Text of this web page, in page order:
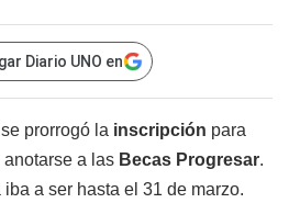
Diario UNO en
prorrogó la inscripción para
a las Becas Progresar.
a ser hasta el 31 de marzo.